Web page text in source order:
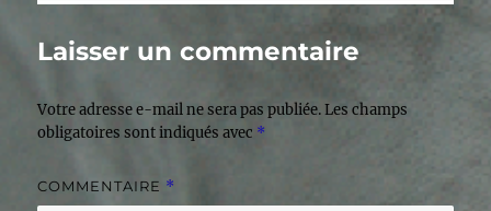
Laisser un commentaire
Votre adresse e-mail ne sera pas publiée. Les champs
obligatoires sont indiqués avec *
COMMENTAIRE *